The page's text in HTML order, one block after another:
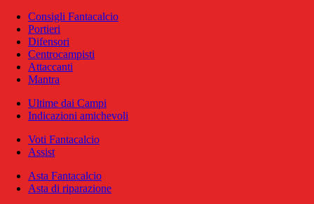
Consigli Fantacalcio
Portieri
Difensori
Centrocampisti
Attaccanti
Mantra
Ultime dai Campi
Indicazioni amichevoli
Voti Fantacalcio
Assist
Asta Fantacalcio
Asta di riparazione